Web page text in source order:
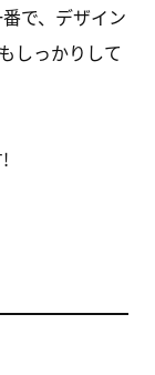
で、デザイン
しっかりして